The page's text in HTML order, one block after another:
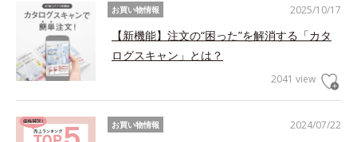
2025/10/17
お買い物情報
【新機能】注文の“困った”を解消する「カタ
ログスキャン」とは？
2041 view
2024/07/22
お買い物情報